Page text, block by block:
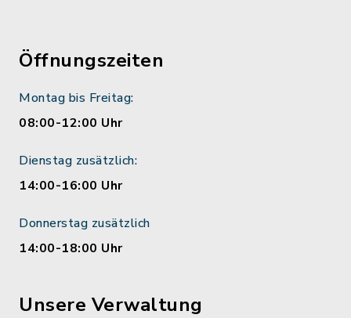
Öffnungszeiten
Montag bis Freitag:
08:00-12:00 Uhr
Dienstag zusätzlich:
14:00-16:00 Uhr
Donnerstag zusätzlich
14:00-18:00 Uhr
Unsere Verwaltung